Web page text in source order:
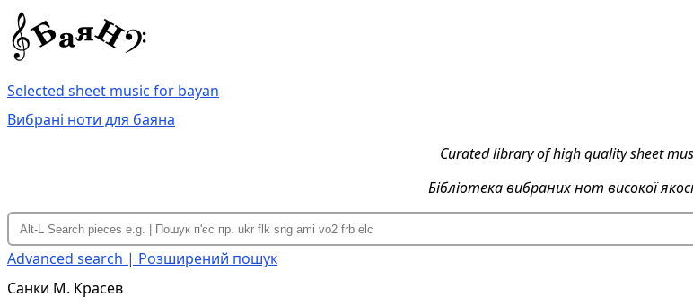
Selected sheet music for bayan
Вибрані ноти для баяна
Curated library of high quality sheet
Бібліотека вибраних нот високої
Advanced search | Розширений пошук
Санки М. Красев